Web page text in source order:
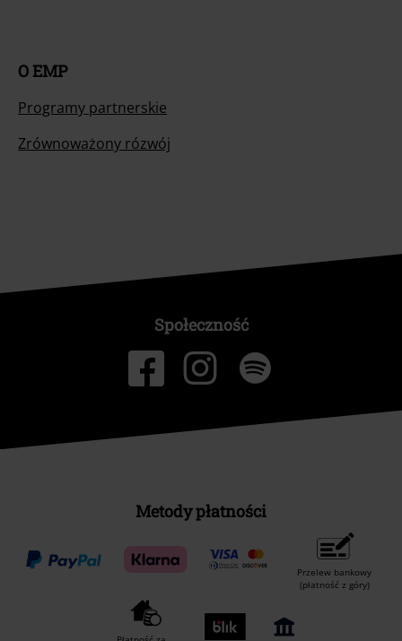
O EMP
Programy partnerskie
Zrównoważony rózwój
Społeczność
Metody płatności
Przelew bankowy
(płatność z góry)